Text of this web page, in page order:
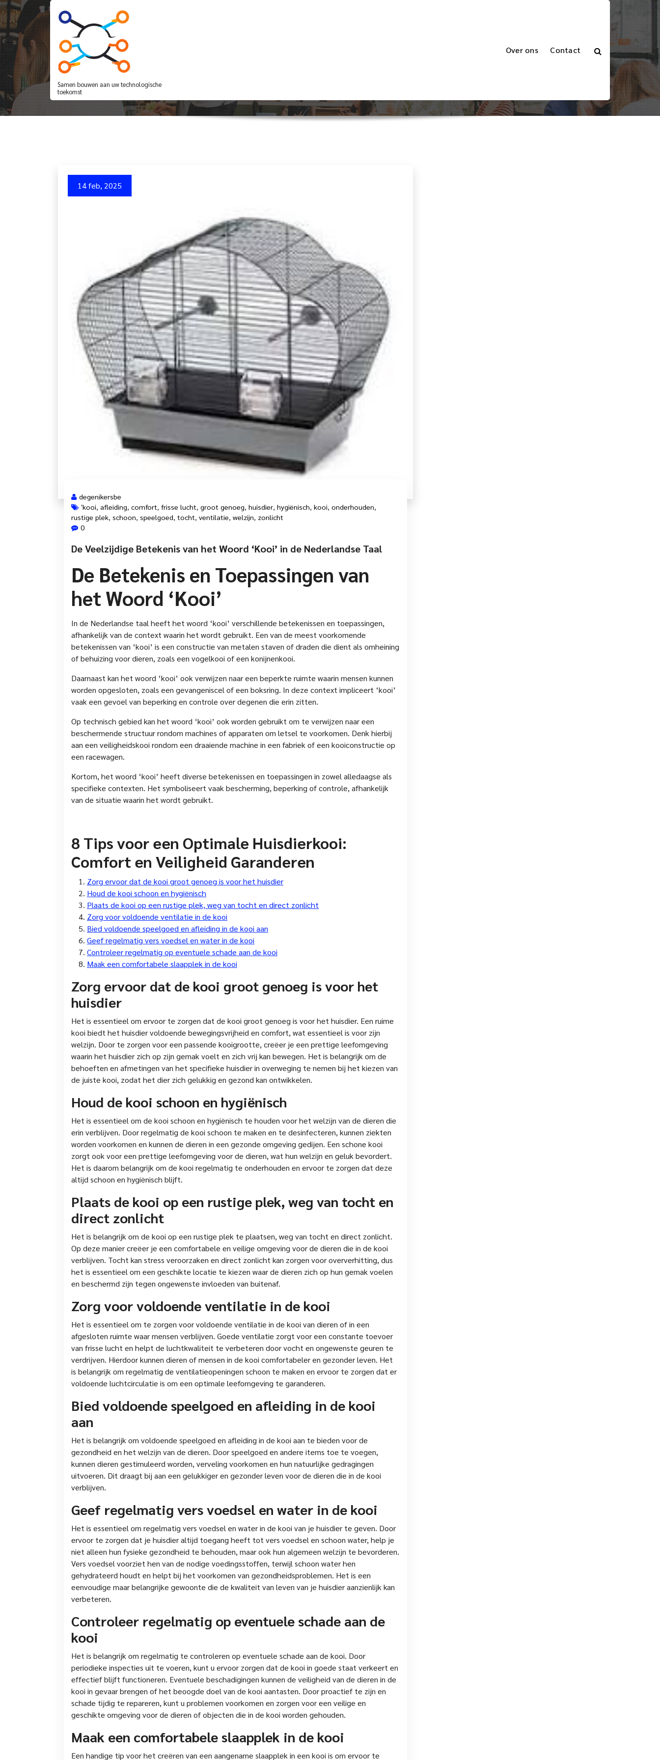
Spring
naar
de
inhoud
Samen bouwen aan uw technologische
toekomst
Over ons Contact
De Veelzijdige Betekenis van het Woord ‘Kooi’ in de Nederlandse Taal
14 feb, 2025
degenikersbe
'kooi, afleiding, comfort, frisse lucht, groot genoeg, huisdier, hygiënisch, kooi, onderhouden,
rustige plek, schoon, speelgoed, tocht, ventilatie, welzijn, zonlicht
0
De Veelzijdige Betekenis van het Woord ‘Kooi’ in de Nederlandse Taal
De Betekenis en Toepassingen van
het Woord ‘Kooi’
In de Nederlandse taal heeft het woord ‘kooi’ verschillende betekenissen en toepassingen,
afhankelijk van de context waarin het wordt gebruikt. Een van de meest voorkomende
betekenissen van ‘kooi’ is een constructie van metalen staven of draden die dient als omheining
of behuizing voor dieren, zoals een vogelkooi of een konijnenkooi.
Daarnaast kan het woord ‘kooi’ ook verwijzen naar een beperkte ruimte waarin mensen kunnen
worden opgesloten, zoals een gevangeniscel of een boksring. In deze context impliceert ‘kooi’
vaak een gevoel van beperking en controle over degenen die erin zitten.
Op technisch gebied kan het woord ‘kooi’ ook worden gebruikt om te verwijzen naar een
beschermende structuur rondom machines of apparaten om letsel te voorkomen. Denk hierbij
aan een veiligheidskooi rondom een draaiende machine in een fabriek of een kooiconstructie op
een racewagen.
Kortom, het woord ‘kooi’ heeft diverse betekenissen en toepassingen in zowel alledaagse als
specifieke contexten. Het symboliseert vaak bescherming, beperking of controle, afhankelijk
van de situatie waarin het wordt gebruikt.
8 Tips voor een Optimale Huisdierkooi:
Comfort en Veiligheid Garanderen
Zorg ervoor dat de kooi groot genoeg is voor het huisdier
Houd de kooi schoon en hygiënisch
Plaats de kooi op een rustige plek, weg van tocht en direct zonlicht
Zorg voor voldoende ventilatie in de kooi
Bied voldoende speelgoed en afleiding in de kooi aan
Geef regelmatig vers voedsel en water in de kooi
Controleer regelmatig op eventuele schade aan de kooi
Maak een comfortabele slaapplek in de kooi
Zorg ervoor dat de kooi groot genoeg is voor het
huisdier
Het is essentieel om ervoor te zorgen dat de kooi groot genoeg is voor het huisdier. Een ruime
kooi biedt het huisdier voldoende bewegingsvrijheid en comfort, wat essentieel is voor zijn
welzijn. Door te zorgen voor een passende kooigrootte, creëer je een prettige leefomgeving
waarin het huisdier zich op zijn gemak voelt en zich vrij kan bewegen. Het is belangrijk om de
behoeften en afmetingen van het specifieke huisdier in overweging te nemen bij het kiezen van
de juiste kooi, zodat het dier zich gelukkig en gezond kan ontwikkelen.
Houd de kooi schoon en hygiënisch
Het is essentieel om de kooi schoon en hygiënisch te houden voor het welzijn van de dieren die
erin verblijven. Door regelmatig de kooi schoon te maken en te desinfecteren, kunnen ziekten
worden voorkomen en kunnen de dieren in een gezonde omgeving gedijen. Een schone kooi
zorgt ook voor een prettige leefomgeving voor de dieren, wat hun welzijn en geluk bevordert.
Het is daarom belangrijk om de kooi regelmatig te onderhouden en ervoor te zorgen dat deze
altijd schoon en hygiënisch blijft.
Plaats de kooi op een rustige plek, weg van tocht en
direct zonlicht
Het is belangrijk om de kooi op een rustige plek te plaatsen, weg van tocht en direct zonlicht.
Op deze manier creëer je een comfortabele en veilige omgeving voor de dieren die in de kooi
verblijven. Tocht kan stress veroorzaken en direct zonlicht kan zorgen voor oververhitting, dus
het is essentieel om een geschikte locatie te kiezen waar de dieren zich op hun gemak voelen
en beschermd zijn tegen ongewenste invloeden van buitenaf.
Zorg voor voldoende ventilatie in de kooi
Het is essentieel om te zorgen voor voldoende ventilatie in de kooi van dieren of in een
afgesloten ruimte waar mensen verblijven. Goede ventilatie zorgt voor een constante toevoer
van frisse lucht en helpt de luchtkwaliteit te verbeteren door vocht en ongewenste geuren te
verdrijven. Hierdoor kunnen dieren of mensen in de kooi comfortabeler en gezonder leven. Het
is belangrijk om regelmatig de ventilatieopeningen schoon te maken en ervoor te zorgen dat er
voldoende luchtcirculatie is om een optimale leefomgeving te garanderen.
Bied voldoende speelgoed en afleiding in de kooi
aan
Het is belangrijk om voldoende speelgoed en afleiding in de kooi aan te bieden voor de
gezondheid en het welzijn van de dieren. Door speelgoed en andere items toe te voegen,
kunnen dieren gestimuleerd worden, verveling voorkomen en hun natuurlijke gedragingen
uitvoeren. Dit draagt bij aan een gelukkiger en gezonder leven voor de dieren die in de kooi
verblijven.
Geef regelmatig vers voedsel en water in de kooi
Het is essentieel om regelmatig vers voedsel en water in de kooi van je huisdier te geven. Door
ervoor te zorgen dat je huisdier altijd toegang heeft tot vers voedsel en schoon water, help je
niet alleen hun fysieke gezondheid te behouden, maar ook hun algemeen welzijn te bevorderen.
Vers voedsel voorziet hen van de nodige voedingsstoffen, terwijl schoon water hen
gehydrateerd houdt en helpt bij het voorkomen van gezondheidsproblemen. Het is een
eenvoudige maar belangrijke gewoonte die de kwaliteit van leven van je huisdier aanzienlijk kan
verbeteren.
Controleer regelmatig op eventuele schade aan de
kooi
Het is belangrijk om regelmatig te controleren op eventuele schade aan de kooi. Door
periodieke inspecties uit te voeren, kunt u ervoor zorgen dat de kooi in goede staat verkeert en
effectief blijft functioneren. Eventuele beschadigingen kunnen de veiligheid van de dieren in de
kooi in gevaar brengen of het beoogde doel van de kooi aantasten. Door proactief te zijn en
schade tijdig te repareren, kunt u problemen voorkomen en zorgen voor een veilige en
geschikte omgeving voor de dieren of objecten die in de kooi worden gehouden.
Maak een comfortabele slaapplek in de kooi
Een handige tip voor het creëren van een aangename slaapplek in een kooi is om ervoor te